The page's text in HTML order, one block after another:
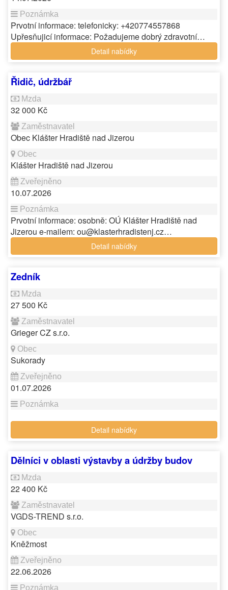
Prvotní informace: telefonicky: +420774557868
Upřesňujicí informace: Požadujeme dobrý zdravotní…
Detail nabídky
Řidič, údržbář
32 000 Kč
Obec Klášter Hradiště nad Jizerou
Klášter Hradiště nad Jizerou
10.07.2026
Prvotní informace: osobně: OÚ Klášter Hradiště nad
Jizerou e-mailem: ou@klasterhradistenj.cz…
Detail nabídky
Zedník
27 500 Kč
Grieger CZ s.r.o.
Sukorady
01.07.2026
Detail nabídky
Dělníci v oblasti výstavby a údržby budov
22 400 Kč
VGDS-TREND s.r.o.
Kněžmost
22.06.2026